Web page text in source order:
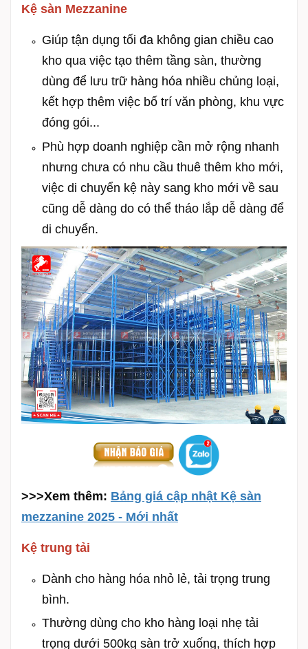
Kệ sàn Mezzanine
Giúp tận dụng tối đa không gian chiều cao
kho qua việc tạo thêm tầng sàn, thường
dùng để lưu trữ hàng hóa nhiều chủng loại,
kết hợp thêm việc bố trí văn phòng, khu vực
đóng gói...
Phù hợp doanh nghiệp cần mở rộng nhanh
nhưng chưa có nhu cầu thuê thêm kho mới,
việc di chuyển kệ này sang kho mới về sau
cũng dễ dàng do có thể tháo lắp dễ dàng để
di chuyển.
>>>Xem thêm: Bảng giá cập nhật Kệ sàn
mezzanine 2025 - Mới nhất
Kệ trung tải
Dành cho hàng hóa nhỏ lẻ, tải trọng trung
bình.
Thường dùng cho kho hàng loại nhẹ tải
trọng dưới 500kg sàn trở xuống, thích hợp